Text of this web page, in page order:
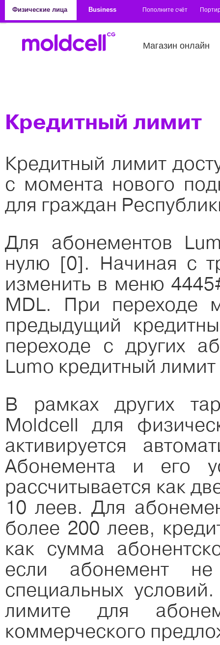
Физические лица
Business Пополните счёт
Магазин онлайн
Кредитный лимит
Кредитный лимит
с момента нового
для граждан
Для абонементов
нулю [0]. Начиная с
изменить в меню
MDL. При переходе
предыдущий
переходе с других
Lumo кредитный
В рамках других
Moldcell для
активируется
Абонемента и его
рассчитывается как
10 леев. Для
более 200 леев,
как сумма
если абонемент не
специальных
лимите для
коммерческого